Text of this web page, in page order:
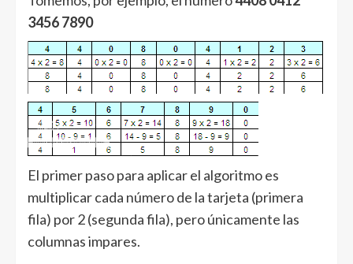
3456 7890
El primer paso para aplicar el algoritmo es
multiplicar cada número de la tarjeta (primera
fila) por 2 (segunda fila), pero únicamente las
columnas impares.